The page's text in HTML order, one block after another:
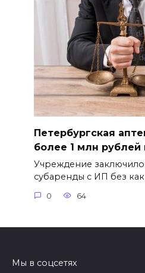
Петербургская
более 1 млн рублей
Учреждение
субаренды с ИП без
0 64
Мы в соцсетях